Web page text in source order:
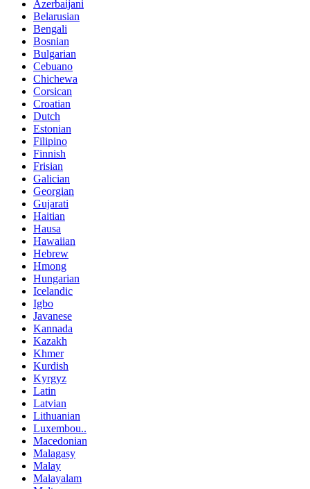
Azerbaijani
Belarusian
Bengali
Bosnian
Bulgarian
Cebuano
Chichewa
Corsican
Croatian
Dutch
Estonian
Filipino
Finnish
Frisian
Galician
Georgian
Gujarati
Haitian
Hausa
Hawaiian
Hebrew
Hmong
Hungarian
Icelandic
Igbo
Javanese
Kannada
Kazakh
Khmer
Kurdish
Kyrgyz
Latin
Latvian
Lithuanian
Luxembou..
Macedonian
Malagasy
Malay
Malayalam